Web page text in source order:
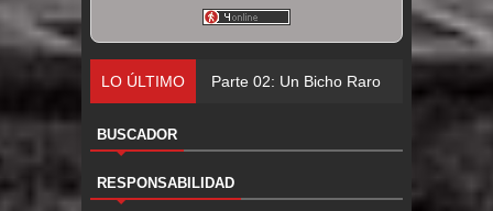
LO ÚLTIMO Parte 02: Un Bicho Raro
BUSCADOR
RESPONSABILIDAD